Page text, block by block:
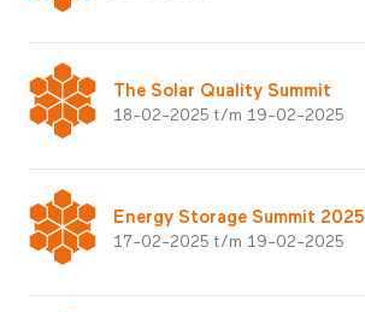
The Solar Quality Summit
18-02-2025 t/m 19-02-2025
Energy Storage Summit 2025
17-02-2025 t/m 19-02-2025